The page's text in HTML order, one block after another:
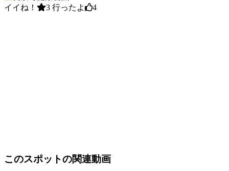
イイね！ 3 行ったよ 4
このスポットの関連動画